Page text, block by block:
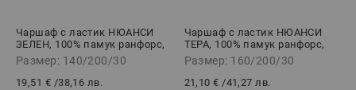
Чаршаф с ластик НЮАНСИ
ЗЕЛЕН, 100% памук ранфорс,
140/200/30 см
Размер: 140/200/30
19,51 € /38,16 лв.
Чаршаф с ластик НЮАНСИ
ТЕРА, 100% памук ранфорс,
160/200/30 см
Размер: 160/200/30
21,10 € /41,27 лв.